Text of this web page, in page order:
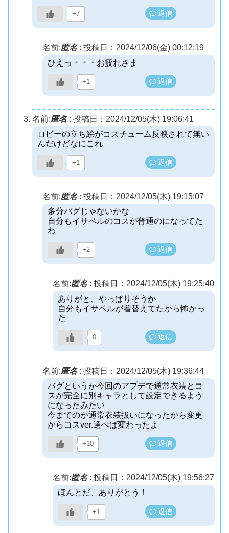
+7 返信
名前:匿名: 投稿日：2024/12/06(金) 00:12:19
ひえっ・・・お疲れさま
+1 返信
名前:匿名: 投稿日：2024/12/05(木) 19:06:41
ロビーの立ち絵がコスチューム反映されて無い
んだけどなにこれ
+1 返信
名前:匿名: 投稿日：2024/12/05(木) 19:15:07
多分バグじゃないかな
自分もイサベルのコスが普通のになってた
わ
+2 返信
名前:匿名: 投稿日：2024/12/05(木) 19:25:40
ありがと、やっぱりそうか
自分もイサベルが着替えてたから怖かっ
た
0 返信
名前:匿名: 投稿日：2024/12/05(木) 19:36:44
バグというか今回のアプデで通常衣装とコ
スが完全に別キャラとして設定できるよう
になったみたい
今までのが通常衣装扱いになったから変更
からコスver.選べば変わったよ
+10 返信
名前:匿名: 投稿日：2024/12/05(木) 19:56:27
ほんとだ、ありがとう！
+1 返信